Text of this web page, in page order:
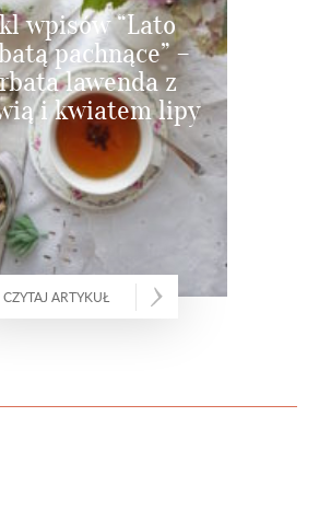
wpisów “Lato
pachnące” –
lawenda z
i kwiatem lipy
CZYTAJ ARTYKUŁ